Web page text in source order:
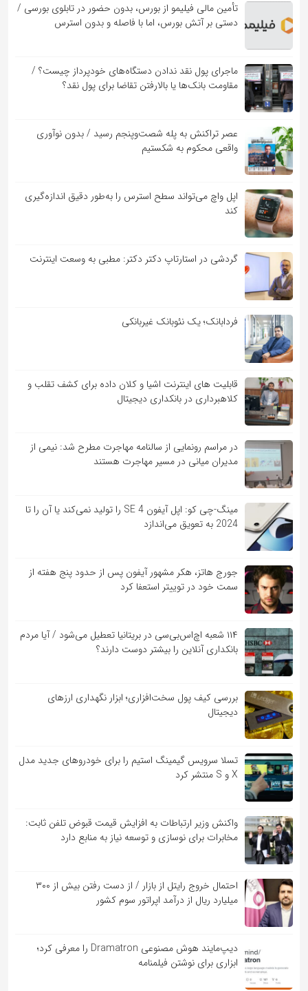
تأمین مالی فیلیمو از بورس، بدون حضور در تابلوی بورسی /
دستی بر آتش بورس، اما با فاصله و بدون استرس
ماجرای پول نقد ندادن دستگاه‌های خودپرداز چیست؟ /
مقاومت بانک‌ها یا بالارفتن تقاضا برای پول نقد؟
عصر تراکنش به پله شصت‌وپنجم رسید / بدون نوآوری
واقعی محکوم به شکستیم
اپل واچ می‌تواند سطح استرس را به‌طور دقیق اندازه‌گیری
کند
گردشی در استارتاپ دکتر دکتر: مطبی به وسعت اینترنت
فردابانک؛ یک نئوبانک غیربانکی
قابلیت ‏های اینترنت اشیا و کلان‏ داده برای کشف تقلب و
کلاهبرداری در بانکداری دیجیتال
در مراسم رونمایی از سالنامه مهاجرت مطرح شد: نیمی از
مدیران میانی در مسیر مهاجرت هستند
مینگ-چی کو: اپل آیفون SE 4 را تولید نمی‌کند یا آن را تا
2024 به تعویق می‌اندازد
جورج هاتز، هکر مشهور آیفون پس از حدود پنج هفته از
سمت خود در توییتر استعفا کرد
۱۱۴ شعبه اچ‌اس‌بی‌سی در بریتانیا تعطیل می‌شود / آیا مردم
بانکداری آنلاین را بیشتر دوست دارند؟
بررسی کیف‌ پول سخت‌افزاری؛ ابزار نگهداری ارزهای
دیجیتال
تسلا سرویس گیمینگ استیم را برای خودروهای جدید مدل
X و S منتشر کرد
واکنش وزیر ارتباطات به افزایش قیمت قبوض تلفن ثابت:
مخابرات برای نوسازی و توسعه نیاز به منابع دارد
احتمال خروج رایتل از بازار / از دست رفتن بیش از ۳۰۰
میلیارد ریال از درآمد اپراتور سوم کشور
دیپ‌مایند هوش مصنوعی Dramatron را معرفی کرد؛
ابزاری برای نوشتن فیلمنامه